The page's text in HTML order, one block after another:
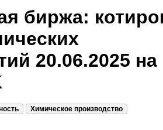
биржа:
20.06.2025 на
Химическое производство